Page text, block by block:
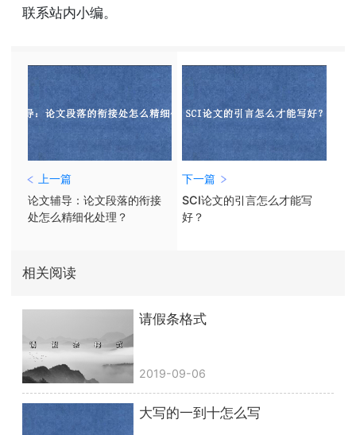
联系站内小编。
上一篇
论文辅导：论文段落的衔接
处怎么精细化处理？
下一篇
SCI论文的引言怎么才能写
好？
相关阅读
请假条格式
2019-09-06
大写的一到十怎么写